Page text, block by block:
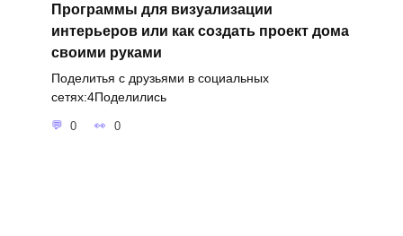
Программы для визуализации
интерьеров или как создать проект дома
своими руками
Поделитья с друзьями в социальных
сетях:4Поделились
0 0